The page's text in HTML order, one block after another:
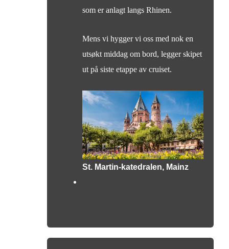
som er anlagt langs Rhinen.
Mens vi hygger vi oss med nok en
utsøkt middag om bord, legger skipet
ut på siste etappe av cruiset.
St. Martin-katedralen, Mainz